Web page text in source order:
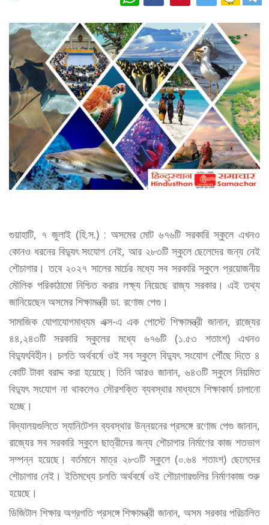
গুয়াহাটি, ৭ জুলাই (হি.স.) : অসমের মোট ৬৭৬টি সরকারি স্কুলে এখনও
কোনও ধরনের বিদ্যুৎ সংযোগ নেই, আর ২৮৩টি স্কুলে ছেলেদের জন্য নেই
শৌচাগার। তবে ২০২৭ সালের মার্চের মধ্যে সব সরকারি স্কুলে প্রয়োজনীয়
মৌলিক পরিকাঠামো নিশ্চিত করার লক্ষ্য নিয়েছে রাজ্য সরকার। এই তথ্য
জানিয়েছেন অসমের শিক্ষামন্ত্রী ডা. রণোজ পেগু।
সামাজিক যোগাযোগমাধ্যম এক্স-এ এক পোস্টে শিক্ষামন্ত্রী জানান, রাজ্যের
৪৪,২৪৩টি সরকারি স্কুলের মধ্যে ৬৭৬টি (১.৫৩ শতাংশ) এখনও
বিদ্যুৎবিহীন। চলতি অর্থবর্ষে ওই সব স্কুলে বিদ্যুৎ সংযোগ পৌঁছে দিতে ৪
কোটি টাকা বরাদ্দ করা হয়েছে। তিনি আরও জানান, ৬৪৩টি স্কুলে নিয়মিত
বিদ্যুৎ সংযোগ না থাকলেও সৌরশক্তি ব্যবস্থার মাধ্যমে শিক্ষাকার্য চালানো
হচ্ছে।
বিদ্যালয়গুলিতে স্যানিটেশন ব্যবস্থার উন্নয়নের প্রসঙ্গে রণোজ পেগু জানান,
রাজ্যের সব সরকারি স্কুলে ছাত্রীদের জন্য শৌচাগার নির্মাণের কাজ শতভাগ
সম্পন্ন হয়েছে। বর্তমানে মাত্র ২৮৩টি স্কুলে (০.৬৪ শতাংশ) ছেলেদের
শৌচাগার নেই। ইতিমধ্যে চলতি অর্থবর্ষে ওই শৌচাগারগুলির নির্মাণকাজ শুরু
হয়েছে।
ডিজিটাল শিক্ষার অগ্রগতি প্রসঙ্গে শিক্ষামন্ত্রী জানান, অসম সরকার পরিচালিত